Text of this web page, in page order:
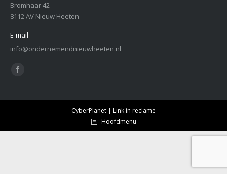
Bromhaar 42
8112 AV Nieuw Heeten
E-mail
info@ondernemendnieuwheeten.nl
Vind ons op:
Facebook
opens
CyberPlanet | Link in reclame
Hoofdmenu